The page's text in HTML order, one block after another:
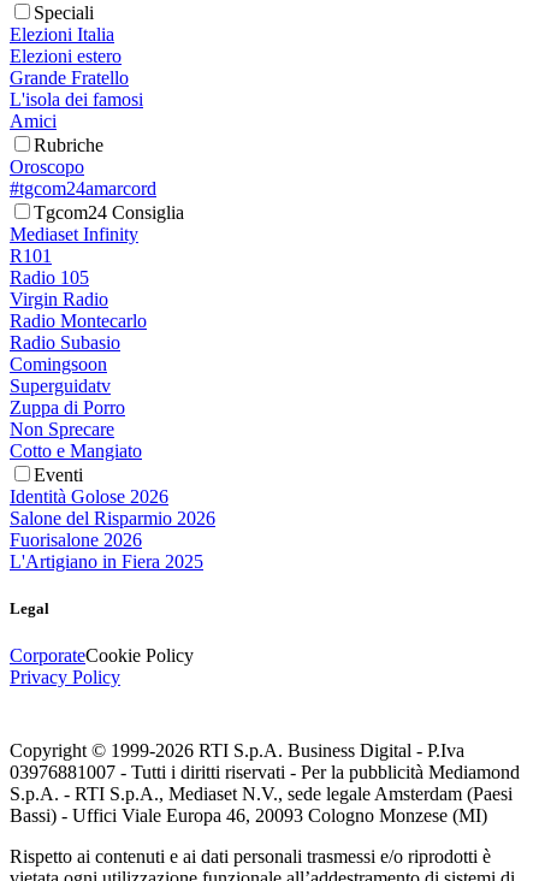
Speciali
Elezioni Italia
Elezioni estero
Grande Fratello
L'isola dei famosi
Amici
Rubriche
Oroscopo
#tgcom24amarcord
Tgcom24 Consiglia
Mediaset Infinity
R101
Radio 105
Virgin Radio
Radio Montecarlo
Radio Subasio
Comingsoon
Superguidatv
Zuppa di Porro
Non Sprecare
Cotto e Mangiato
Eventi
Identità Golose 2026
Salone del Risparmio 2026
Fuorisalone 2026
L'Artigiano in Fiera 2025
Legal
CorporateCookie Policy
Privacy Policy
Copyright © 1999-2026 RTI S.p.A. Business Digital - P.Iva
03976881007 - Tutti i diritti riservati - Per la pubblicità Mediamond
S.p.A. - RTI S.p.A., Mediaset N.V., sede legale Amsterdam (Paesi
Bassi) - Uffici Viale Europa 46, 20093 Cologno Monzese (MI)
Rispetto ai contenuti e ai dati personali trasmessi e/o riprodotti è